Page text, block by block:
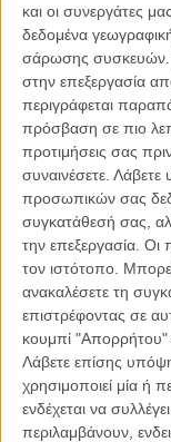
και οι συνεργάτες
δεδομένα
σάρωσης συσκευών.
στην επεξεργασία
περιγράφεται
πρόσβαση σε πιο
προτιμήσεις σας
συναινέσετε. Λάβετε
προσωπικών σας
συγκατάθεσή σας,
την επεξεργασία. Οι
τον ιστότοπο.
ανακαλέσετε τη
επιστρέφοντας σε
κουμπί "Απορρήτου"
Λάβετε επίσης
χρησιμοποιεί μία ή
ενδέχεται να
περιλαμβάνουν,
Φιλόδοξο,
στον καλά κρυμμένο
ουσιαστικά
επιστημονικής
και η απόλυτη
θεμελιοποιήσει το
θεάματος. Και μάλλον
καλύτερο έχει
κερδίσει τη θέση της
και συνδυάζοντας με
ευαισθησίες που έχει
του. Αγάπη για το
πάθος και εύνοια στο
παράδοξο και την low
Αυτή είναι
Διαβάστε ακόμη:
Ρένερ πιστεύουν